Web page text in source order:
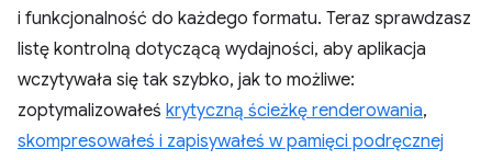
i funkcjonalność do każdego formatu. Teraz sprawdzasz
listę kontrolną dotyczącą wydajności, aby aplikacja
wczytywała się tak szybko, jak to możliwe:
zoptymalizowałeś krytyczną ścieżkę renderowania,
skompresowałeś i zapisywałeś w pamięci podręcznej